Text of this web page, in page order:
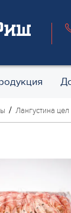
Лангустина цел